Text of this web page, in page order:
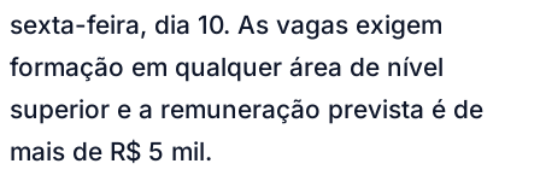
sexta-feira, dia 10. As vagas exigem
formação em qualquer área de nível
superior e a remuneração prevista é de
mais de R$ 5 mil.